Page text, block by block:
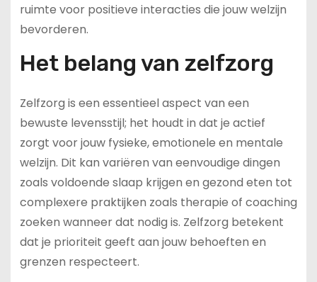
ruimte voor positieve interacties die jouw welzijn
bevorderen.
Het belang van zelfzorg
Zelfzorg is een essentieel aspect van een
bewuste levensstijl; het houdt in dat je actief
zorgt voor jouw fysieke, emotionele en mentale
welzijn. Dit kan variëren van eenvoudige dingen
zoals voldoende slaap krijgen en gezond eten tot
complexere praktijken zoals therapie of coaching
zoeken wanneer dat nodig is. Zelfzorg betekent
dat je prioriteit geeft aan jouw behoeften en
grenzen respecteert.